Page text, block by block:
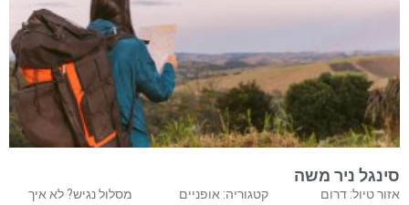
סינגל ניר משה
אזור טיול: דרום קטגוריה: אופניים מסלול נגיש? לא איך